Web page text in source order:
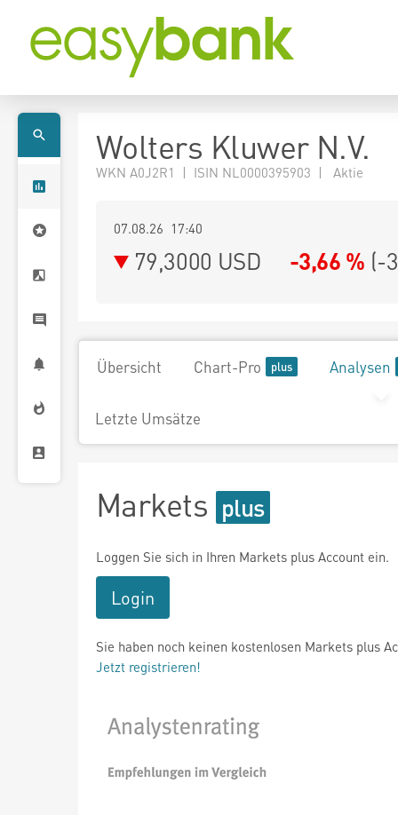
Wolters Kluwer N.V.
WKN A0J2R1 | ISIN NL0000395903 | Aktie
07.08.26 17:40
79,3000 USD -3,66 % (-
Übersicht Chart-Pro Analysen
Letzte Umsätze
Markets
Loggen Sie sich in Ihren Markets plus Account ein.
Login
Sie haben noch keinen kostenlosen Markets plus
Jetzt registrieren!